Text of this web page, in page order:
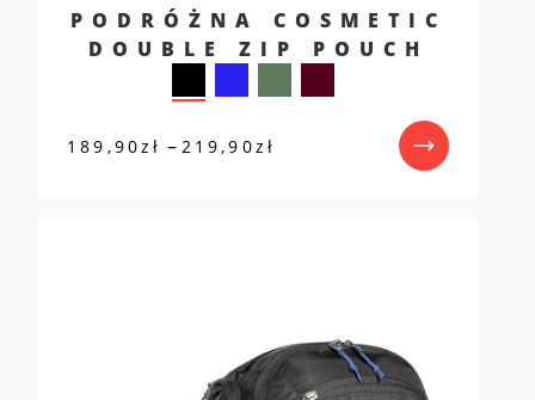
PODRÓŻNA COSMETIC
DOUBLE ZIP POUCH
189,90zł – 219,90zł